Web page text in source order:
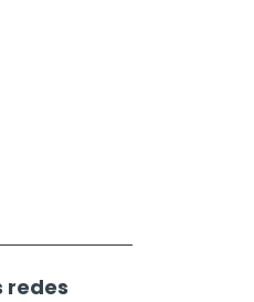
redes